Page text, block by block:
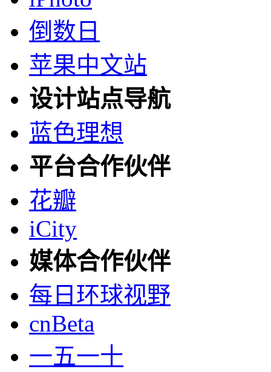
倒数日
苹果中文站
设计站点导航
蓝色理想
平台合作伙伴
花瓣
iCity
媒体合作伙伴
每日环球视野
cnBeta
一五一十